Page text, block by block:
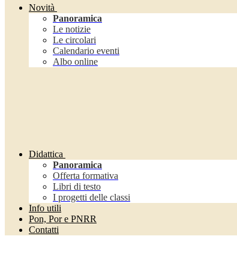
Novità
Panoramica
Le notizie
Le circolari
Calendario eventi
Albo online
Didattica
Panoramica
Offerta formativa
Libri di testo
I progetti delle classi
Info utili
Pon, Por e PNRR
Contatti